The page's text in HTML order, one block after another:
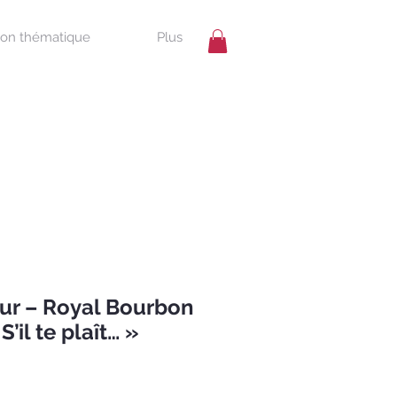
thématique Plus
– Royal Bourbon
te plaît… »